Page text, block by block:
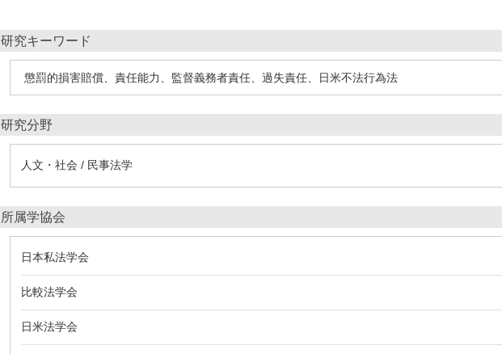
研究キーワード
懲罰的損害賠償、責任能力、監督義務者責任、過失責任、日米不法行為法
研究分野
人文・社会 / 民事法学
所属学協会
日本私法学会
比較法学会
日米法学会